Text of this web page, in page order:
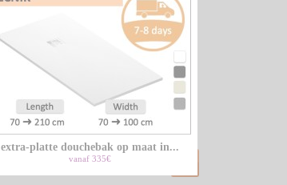
EN
FR
LU
NL
extra-platte douchebak op maat in...
vanaf 335€